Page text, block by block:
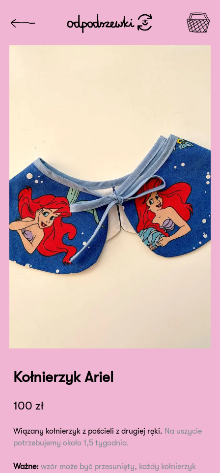
Kołnierzyk Ariel
100 zł
Wiązany kołnierzyk z pościeli z drugiej ręki. Na uszycie
potrzebujemy około 1,5 tygodnia.
Ważne: wzór może być przesunięty, każdy kołnierzyk